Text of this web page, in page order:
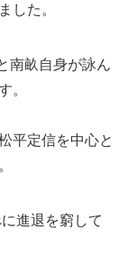
した。
南畝自身が詠ん
。
平定信を中心と
進退を窮して